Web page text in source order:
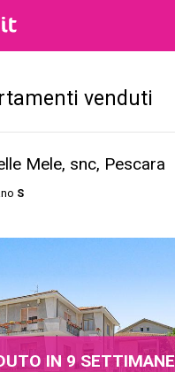
venduti
Mele, snc, Pescara
S
IN 9 SETTIMANE